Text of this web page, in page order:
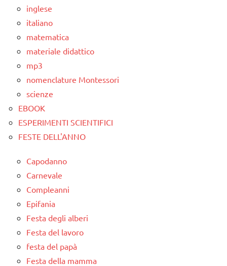
TUTTI GLI
ARGOMENTI
TUTTI GLI
ARTICOLI
inglese
italiano
matematica
materiale didattico
mp3
nomenclature Montessori
scienze
EBOOK
ESPERIMENTI SCIENTIFICI
FESTE DELL'ANNO
Capodanno
Carnevale
Compleanni
Epifania
Festa degli alberi
Festa del lavoro
festa del papà
Festa della mamma